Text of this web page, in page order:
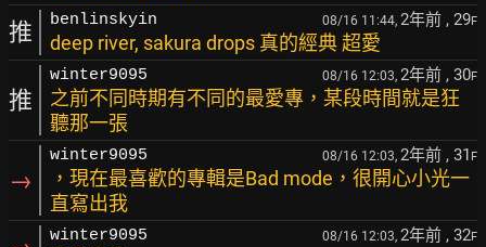
推 benlinskyin 08/16 11:44, 2年前 , 29F
deep river, sakura drops 真的經典 超愛
推
winter9095 08/16 12:03, 2年前 , 30F
之前不同時期有不同的最愛專，某段時間就是狂
聽那一張
→
winter9095 08/16 12:03, 2年前 , 31 F
，現在最喜歡的專輯是Bad mode，很開心小光一
直寫出我
winter9095 08/16 12:03, 2年前 , 32F